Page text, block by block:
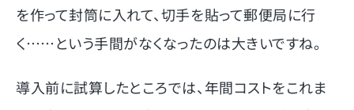
を作って封筒に入れて、切手を貼って郵便局に行
く……という手間がなくなったのは大きいですね。
導入前に試算したところでは、年間コストをこれま